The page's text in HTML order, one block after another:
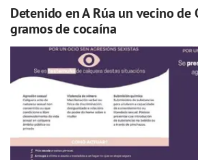
Detenido en A Rúa un vecino de
gramos de cocaína